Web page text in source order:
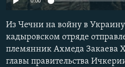
РАСПИСАНИЕ ВЕЩАНИЯ
ПОДПИШИТЕСЬ НА РАССЫЛКУ
СОЦИАЛЬНЫЕ СЕТИ
Из Чечни на войну в
кадыровском отряде
племянник Ахмеда Закаева
главы правительства